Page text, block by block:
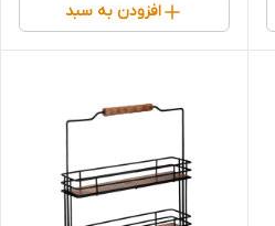
افزودن به سبد